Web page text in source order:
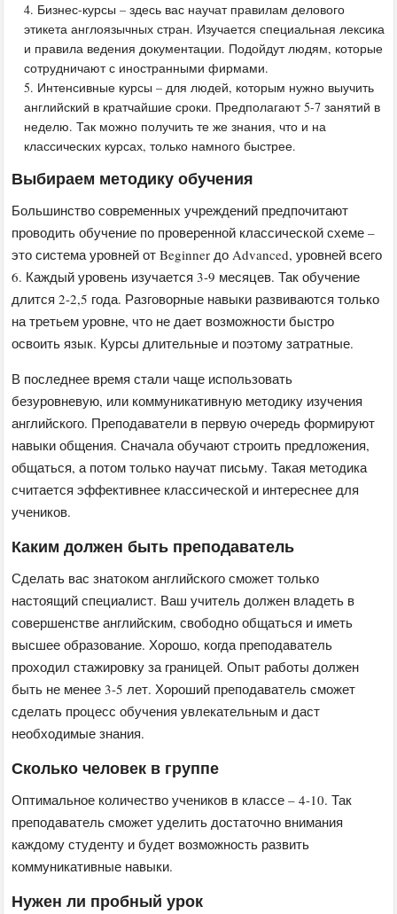
Бизнес-курсы – здесь вас научат правилам делового
этикета англоязычных стран. Изучается специальная лексика
и правила ведения документации. Подойдут людям, которые
сотрудничают с иностранными фирмами.
Интенсивные курсы – для людей, которым нужно выучить
английский в кратчайшие сроки. Предполагают 5-7 занятий в
неделю. Так можно получить те же знания, что и на
классических курсах, только намного быстрее.
Выбираем методику обучения
Большинство современных учреждений предпочитают
проводить обучение по проверенной классической схеме –
это система уровней от Beginner до Advanced, уровней всего
6. Каждый уровень изучается 3-9 месяцев. Так обучение
длится 2-2,5 года. Разговорные навыки развиваются только
на третьем уровне, что не дает возможности быстро
освоить язык. Курсы длительные и поэтому затратные.
В последнее время стали чаще использовать
безуровневую, или коммуникативную методику изучения
английского. Преподаватели в первую очередь формируют
навыки общения. Сначала обучают строить предложения,
общаться, а потом только научат письму. Такая методика
считается эффективнее классической и интереснее для
учеников.
Каким должен быть преподаватель
Сделать вас знатоком английского сможет только
настоящий специалист. Ваш учитель должен владеть в
совершенстве английским, свободно общаться и иметь
высшее образование. Хорошо, когда преподаватель
проходил стажировку за границей. Опыт работы должен
быть не менее 3-5 лет. Хороший преподаватель сможет
сделать процесс обучения увлекательным и даст
необходимые знания.
Сколько человек в группе
Оптимальное количество учеников в классе – 4-10. Так
преподаватель сможет уделить достаточно внимания
каждому студенту и будет возможность развить
коммуникативные навыки.
Нужен ли пробный урок